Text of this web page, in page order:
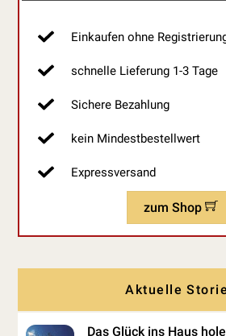
Einkaufen ohne
schnelle Lieferung 1-3 Tage
Sichere Bezahlung
kein Mindestbestellwert
Expressversand
zum Shop
Aktuelle
Das Glück ins Haus